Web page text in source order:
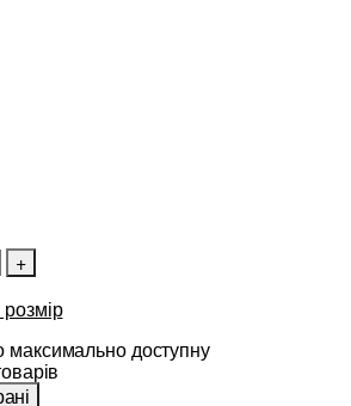
+
розмір
максимально доступну